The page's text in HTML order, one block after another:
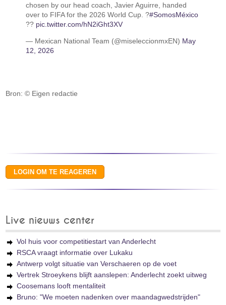
chosen by our head coach, Javier Aguirre, handed
over to FIFA for the 2026 World Cup. ?#SomosMéxico
?? pic.twitter.com/hN2iGht3XV
— Mexican National Team (@miseleccionmxEN) May
12, 2026
Bron: © Eigen redactie
Live nieuws center
Vol huis voor competitiestart van Anderlecht
RSCA vraagt informatie over Lukaku
Antwerp volgt situatie van Verschaeren op de voet
Vertrek Stroeykens blijft aanslepen: Anderlecht zoekt uitweg
Coosemans looft mentaliteit
Bruno: "We moeten nadenken over maandagwedstrijden"